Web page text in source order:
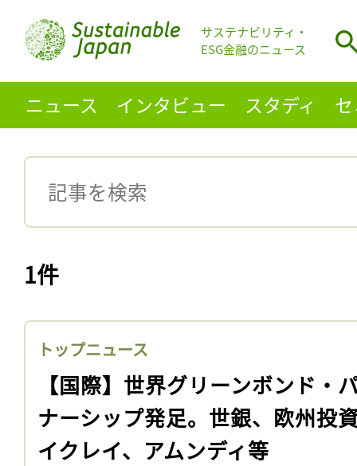
サステナビリティ・
ESG金融のニュース
ニュース インタビュー スタディ
1件
トップニュース
【国際】世界グリーンボンド・
ナーシップ発足。世銀、欧州投
イクレイ、アムンディ等